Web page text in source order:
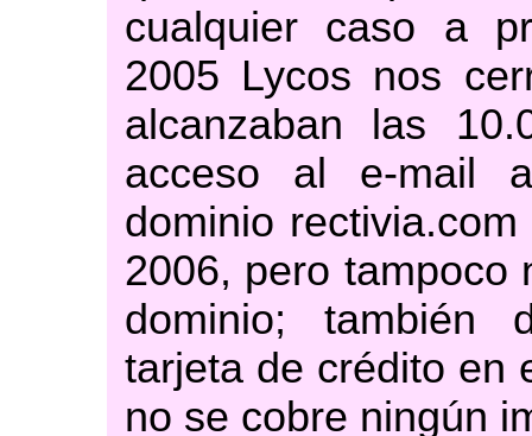
cualquier caso a
2005 Lycos nos
alcanzaban las
acceso al e-mail
dominio
2006, pero tampoco
dominio; también
tarjeta de crédito en
no se cobre ningún